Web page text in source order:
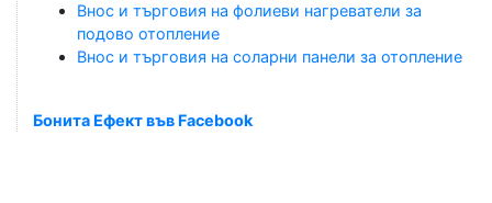
Внос и търговия на фолиеви нагреватели за
подово отопление
Внос и търговия на соларни панели за отопление
Бонита Ефект във Facebook